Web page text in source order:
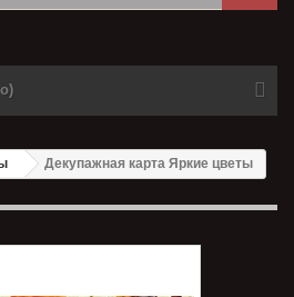
Декупажная карта Яркие цветы